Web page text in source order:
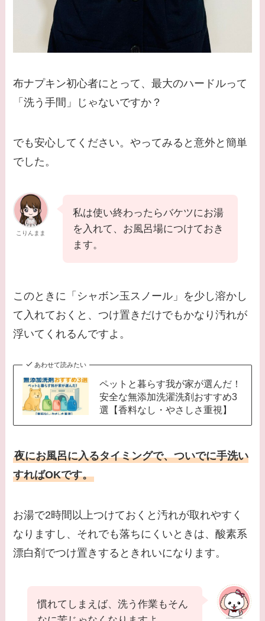
布ナプキン初心者にとって、最大のハードルって
「洗う手間」じゃないですか？
でも安心してください。やってみると意外と簡単
でした。
こりんまま
私は使い終わったらバケツにお湯
を入れて、お風呂場につけておき
ます。
このときに「シャボン玉スノール」を少し溶かし
て入れておくと、つけ置きだけでもかなり汚れが
浮いてくれるんですよ。
あわせて読みたい
ペットと暮らす我が家が選んだ！
安全な無添加洗濯洗剤おすすめ3
選【香料なし・やさしさ重視】
夜にお風呂に入るタイミングで、ついでに手洗い
すればOKです。
お湯で2時間以上つけておくと汚れが取れやすく
なりますし、それでも落ちにくいときは、酸素系
漂白剤でつけ置きするときれいになります。
慣れてしまえば、洗う作業もそん